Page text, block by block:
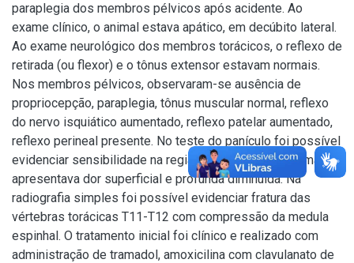
paraplegia dos membros pélvicos após acidente. Ao
exame clínico, o animal estava apático, em decúbito lateral.
Ao exame neurológico dos membros torácicos, o reflexo de
retirada (ou flexor) e o tônus extensor estavam normais.
Nos membros pélvicos, observaram-se ausência de
propriocepção, paraplegia, tônus muscular normal, reflexo
do nervo isquiático aumentado, reflexo patelar aumentado,
reflexo perineal presente. No teste do panículo foi possível
evidenciar sensibilidade na região de T13 e L1. O animal
apresentava dor superficial e profunda diminuída. Na
radiografia simples foi possível evidenciar fratura das
vértebras torácicas T11-T12 com compressão da medula
espinhal. O tratamento inicial foi clínico e realizado com
administração de tramadol, amoxicilina com clavulanato de